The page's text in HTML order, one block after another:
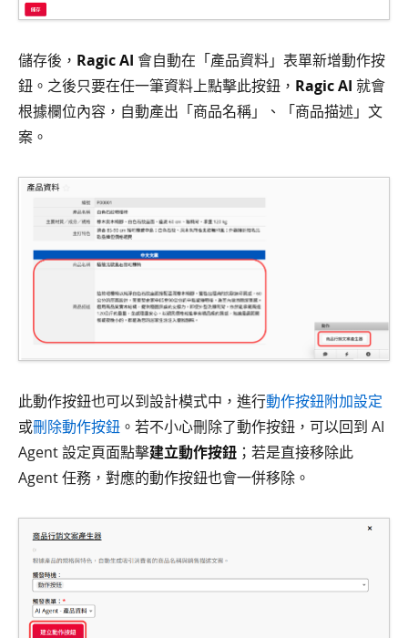
儲存後， Ragic AI 會自動在「產品資料」表單新增動作按
鈕。之後只要在任一筆資料上點擊此按鈕， Ragic AI 就會
根據欄位內容，自動產出「商品名稱」、「商品描述」文
案。
此動作按鈕也可以到設計模式中，進行動作按鈕附加設定
或刪除動作按鈕 。若不小心刪除了動作按鈕，可以回到 AI
Agent 設定頁面點擊建立動作按鈕 ；若是直接移除此
Agent 任務，對應的動作按鈕也會一併移除。